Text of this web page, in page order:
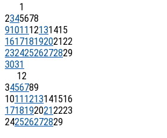
1
2345678
9101112131415
16171819202122
23242526272829
3031
12
3456789
10111213141516
17181920212223
242526272829